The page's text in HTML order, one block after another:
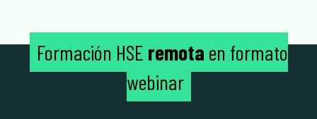
Formación HSE remota en formato
webinar